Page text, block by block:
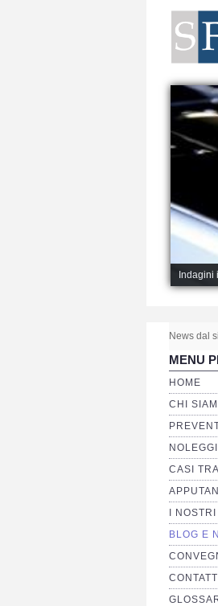
Indagini
News dal
MENU
HOME
CHI
NOLEGGI
CASI
I
BLOG E